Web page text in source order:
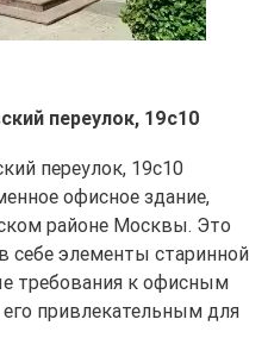
переулок, 19с10
переулок, 19с10
офисное здание,
районе Москвы. Это
себе элементы старинной
требования к офисным
привлекательным для